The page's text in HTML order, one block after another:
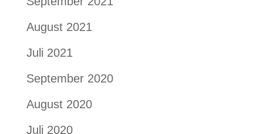
August 2021
Juli 2021
September 2020
August 2020
Juli 2020